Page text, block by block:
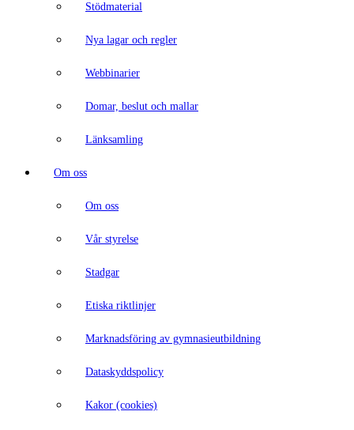
Stödmaterial
Nya lagar och regler
Webbinarier
Domar, beslut och mallar
Länksamling
Om oss
Om oss
Vår styrelse
Stadgar
Etiska riktlinjer
Marknadsföring av gymnasieutbildning
Dataskyddspolicy
Kakor (cookies)